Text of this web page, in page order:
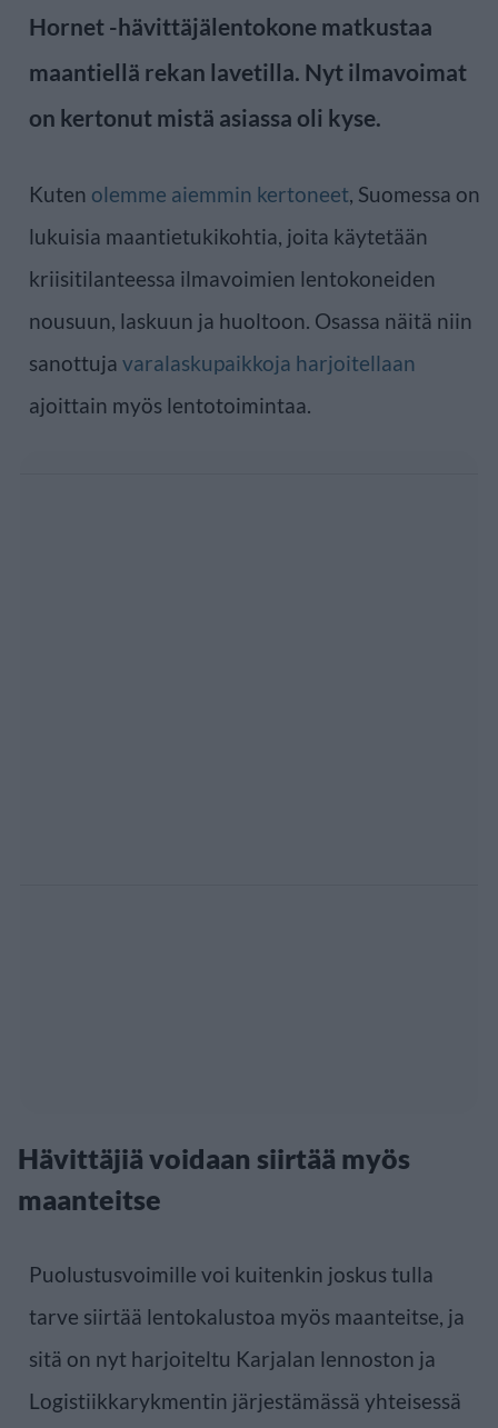
Hornet -hävittäjälentokone matkustaa
maantiellä rekan lavetilla. Nyt ilmavoimat
on kertonut mistä asiassa oli kyse.
Kuten olemme aiemmin kertoneet, Suomessa on
lukuisia maantietukikohtia, joita käytetään
kriisitilanteessa ilmavoimien lentokoneiden
nousuun, laskuun ja huoltoon. Osassa näitä niin
sanottuja varalaskupaikkoja harjoitellaan
ajoittain myös lentotoimintaa.
Hävittäjiä voidaan siirtää myös
maanteitse
Puolustusvoimille voi kuitenkin joskus tulla
tarve siirtää lentokalustoa myös maanteitse, ja
sitä on nyt harjoiteltu Karjalan lennoston ja
Logistiikkarykmentin järjestämässä yhteisessä